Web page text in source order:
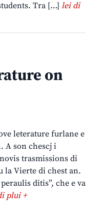
Tra […] lei di
on
leterature furlane e
A son chescj i
trasmissions di
la Vierte di chest an.
ditis”, che e va
plui +